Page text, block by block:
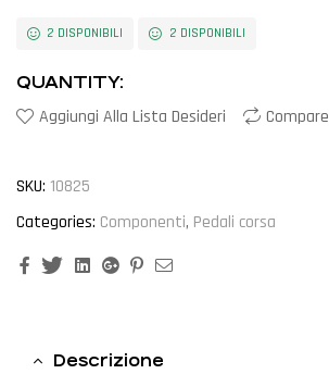
2 DISPONIBILI 2 DISPONIBILI
QUANTITY:
Aggiungi Alla Lista Desideri Compare
SKU: 10825
Categories: Componenti, Pedali corsa
FacebookTwitterLinkedinGoogle+Pinterest
Descrizione